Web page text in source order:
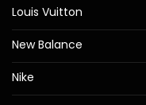
Louis Vuitton
New Balance
Nike